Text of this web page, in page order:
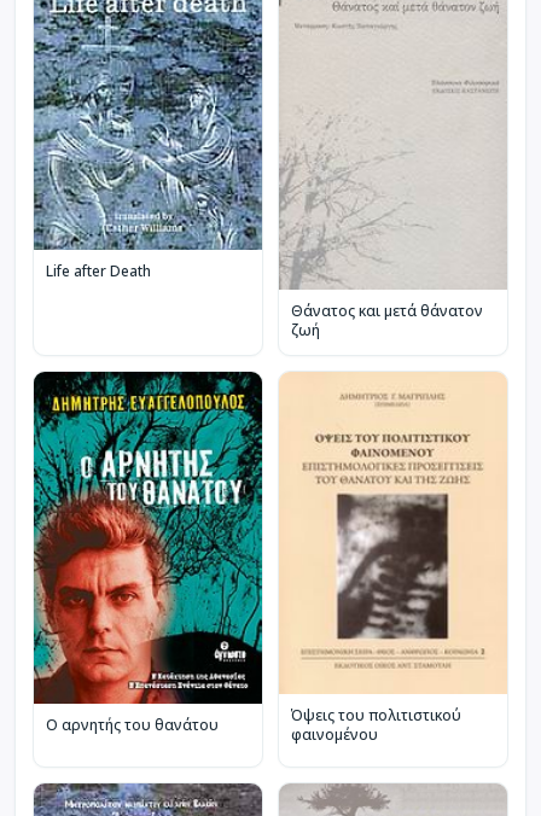
Life after Death
Θάνατος και μετά θάνατον
ζωή
Ο αρνητής του θανάτου
Όψεις του πολιτιστικού
φαινομένου